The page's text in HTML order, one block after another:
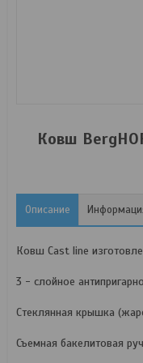
Ковш
Описание
Ковш Cast line
3 - слойное
Стеклянная крышка
Съемная бакелитовая